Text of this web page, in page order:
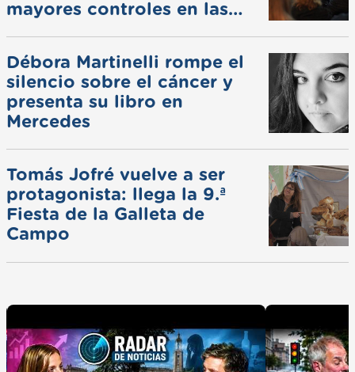
mayores controles en las
Débora Martinelli rompe el
silencio sobre el cáncer y
presenta su libro en
Mercedes
Tomás Jofré vuelve a ser
protagonista: llega la 9.ª
Fiesta de la Galleta de
Campo